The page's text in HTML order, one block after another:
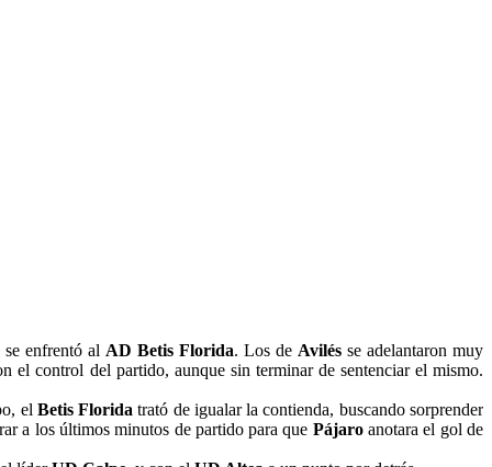
enfrentó al AD Betis Florida. Los de Avilésse adelantaron muy
control del partido, aunque sin terminar de sentenciar el mismo.
el Betis Florida trató de igualar la contienda, buscando sorprender
a los últimos minutos de partido para que Pájaroanotara el gol de